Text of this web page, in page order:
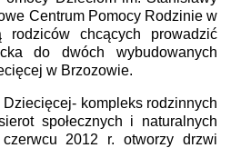
Centrum Pomocy Rodzinie w
rodziców chcących prowadzić
do dwóch wybudowanych
w Brzozowie.
kompleks rodzinnych
społecznych i naturalnych
2012 r. otworzy drzwi